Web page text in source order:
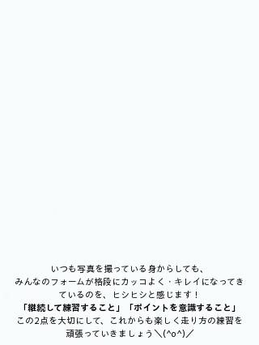
いつも写真を撮っている身からしても、
みんなのフォームが格段にカッコよく・キレイになってき
ているのを、ヒシヒシと感じます！
「継続して練習すること」「ポイントを意識すること」
この2点を大切にして、これからも楽しく走り方の練習を
頑張っていきましょう＼(^o^)／